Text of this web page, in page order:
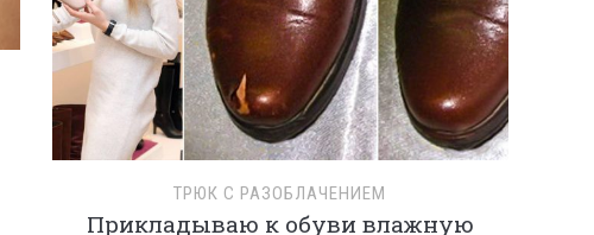
ТРЮК С РАЗОБЛАЧЕНИЕМ
Прикладываю к обуви влажную